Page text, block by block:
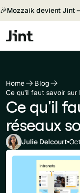
🎉Mozzaik devient Jint
Home
Blog
Ce qu'il faut savoir sur
Ce qu'il
réseaux
Julie Delcourt